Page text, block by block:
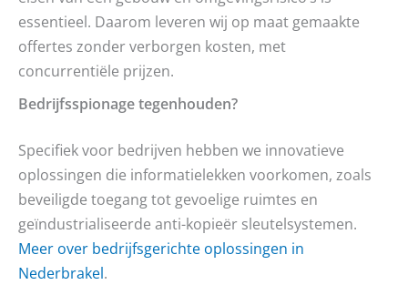
essentieel. Daarom leveren wij op maat gemaakte
offertes zonder verborgen kosten, met
concurrentiële prijzen.
Bedrijfsspionage tegenhouden?
Specifiek voor bedrijven hebben we innovatieve
oplossingen die informatielekken voorkomen, zoals
beveiligde toegang tot gevoelige ruimtes en
geïndustrialiseerde anti-kopieër sleutelsystemen.
Meer over bedrijfsgerichte oplossingen in
Nederbrakel.